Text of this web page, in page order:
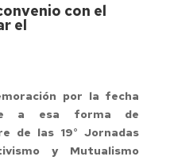
con el
el
por la fecha
a esa forma de
de las 19° Jornadas
y Mutualismo